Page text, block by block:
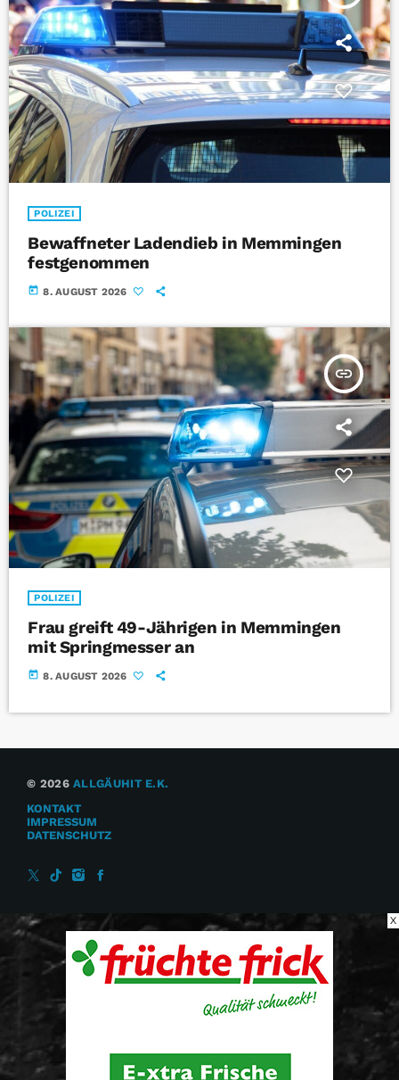
POLIZEI
Bewaffneter Ladendieb in Memmingen
festgenommen
today 8. AUGUST 2026
insert_link
POLIZEI
Frau greift 49-Jährigen in Memmingen
mit Springmesser an
today 8. AUGUST 2026
© 2026ALLGÄUHIT E.K.
KONTAKT
IMPRESSUM
DATENSCHUTZ
X